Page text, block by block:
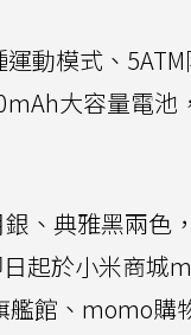
動模式、
大容量電
銀、典雅黑兩
起於小米商城
館、momo